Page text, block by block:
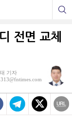
전면 교체
기자